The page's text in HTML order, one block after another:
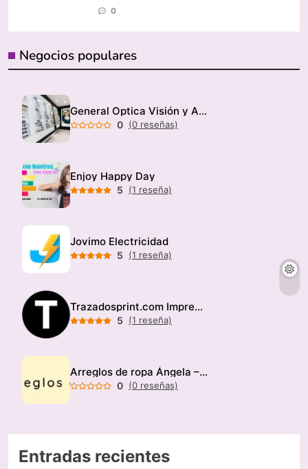
0
Negocios populares
General Optica Visión y Audición
0 (0 reseñas)
Enjoy Happy Day
5 (1 reseña)
Jovimo Electricidad
5 (1 reseña)
Trazadosprint.com Imprenta
5 (1 reseña)
Arreglos de ropa Ángela – Modista
0 (0 reseñas)
Entradas recientes